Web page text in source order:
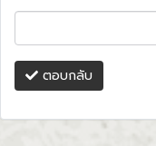
ตอบกลับ